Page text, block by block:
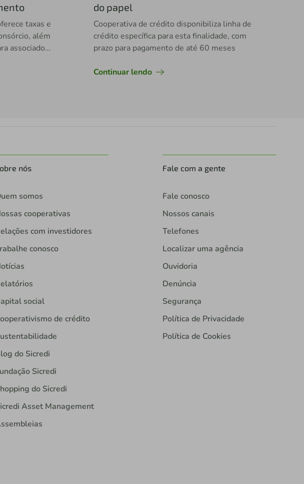
taxas e
além
associados
do papel
Cooperativa de crédito disponibiliza linha de
crédito específica para esta finalidade, com
prazo para pagamento de até 60 meses
Continuar lendo
nós
somos
cooperativas
com investidores
conosco
social
de crédito
do Sicredi
Sicredi
do Sicredi
Asset Management
Fale com a gente
Fale conosco
Nossos canais
Telefones
Localizar uma agência
Ouvidoria
Denúncia
Segurança
Política de Privacidade
Política de Cookies